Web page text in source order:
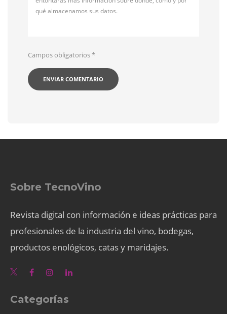
qué almacenamos sus datos.
Campos obligatorios*
Sobre TecnoVino
Revista digital con información e ideas prácticas para
profesionales de la industria del vino, bodegas,
productos enológicos, catas y maridajes.
Categorías